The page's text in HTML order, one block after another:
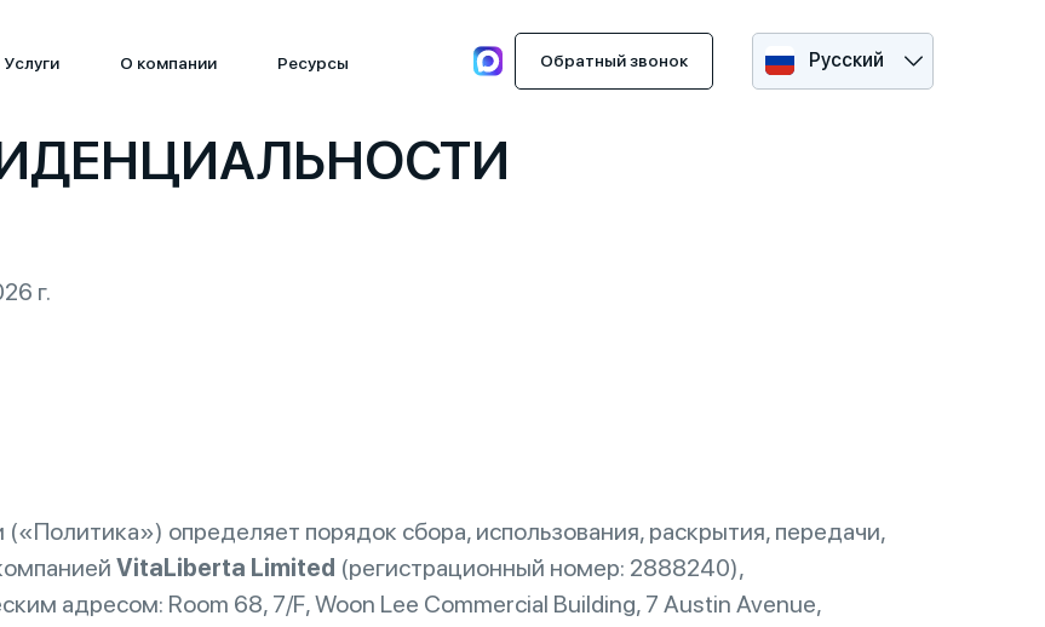
Услуги О компании Ресурсы Обратный звонок Русский
г.
определяет порядок сбора, использования, раскрытия, передачи,
VitaLiberta Limited (регистрационный номер: 2888240),
адресом: Room 68, 7/F, Woon Lee Commercial Building, 7 Austin Avenue,